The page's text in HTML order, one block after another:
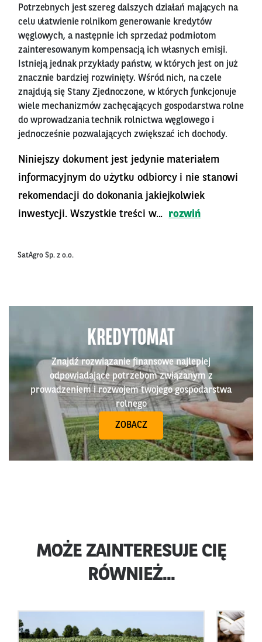
Potrzebnych jest szereg dalszych działań mających na
celu ułatwienie rolnikom generowanie kredytów
węglowych, a następnie ich sprzedaż podmiotom
zainteresowanym kompensacją ich własnych emisji.
Istnieją jednak przykłady państw, w których jest on już
znacznie bardziej rozwinięty. Wśród nich, na czele
znajdują się Stany Zjednoczone, w których funkcjonuje
wiele mechanizmów zachęcających gospodarstwa rolne
do wprowadzania technik rolnictwa węglowego i
jednocześnie pozwalających zwiększać ich dochody.
Niniejszy dokument jest jedynie materiałem
informacyjnym do użytku odbiorcy i nie stanowi
rekomendacji do dokonania jakiejkolwiek
inwestycji. Wszystkie treści w...
rozwiń
SatAgro Sp. z o.o.
KREDYTOMAT
Znajdź rozwiązanie finansowe najlepiej
odpowiadające potrzebom związanym z
prowadzeniem i rozwojem twojego gospodarstwa
rolnego
ZOBACZ
MOŻE ZAINTERESUJE CIĘ
RÓWNIEŻ...